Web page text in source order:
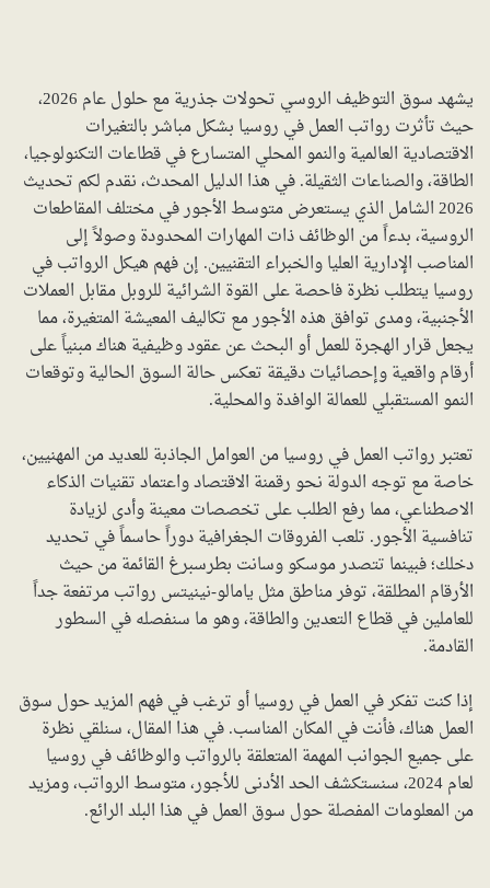
يشهد سوق التوظيف الروسي تحولات جذرية مع حلول عام 2026،
حيث تأثرت رواتب العمل في روسيا بشكل مباشر بالتغيرات
الاقتصادية العالمية والنمو المحلي المتسارع في قطاعات التكنولوجيا،
الطاقة، والصناعات الثقيلة. في هذا الدليل المحدث، نقدم لكم تحديث
2026 الشامل الذي يستعرض متوسط الأجور في مختلف المقاطعات
الروسية، بدءاً من الوظائف ذات المهارات المحدودة وصولاً إلى
المناصب الإدارية العليا والخبراء التقنيين. إن فهم هيكل الرواتب في
روسيا يتطلب نظرة فاحصة على القوة الشرائية للروبل مقابل العملات
الأجنبية، ومدى توافق هذه الأجور مع تكاليف المعيشة المتغيرة، مما
يجعل قرار الهجرة للعمل أو البحث عن عقود وظيفية هناك مبنياً على
أرقام واقعية وإحصائيات دقيقة تعكس حالة السوق الحالية وتوقعات
النمو المستقبلي للعمالة الوافدة والمحلية.
تعتبر رواتب العمل في روسيا من العوامل الجاذبة للعديد من المهنيين،
خاصة مع توجه الدولة نحو رقمنة الاقتصاد واعتماد تقنيات الذكاء
الاصطناعي، مما رفع الطلب على تخصصات معينة وأدى لزيادة
تنافسية الأجور. تلعب الفروقات الجغرافية دوراً حاسماً في تحديد
دخلك؛ فبينما تتصدر موسكو وسانت بطرسبرغ القائمة من حيث
الأرقام المطلقة، توفر مناطق مثل يامالو-نينيتس رواتب مرتفعة جداً
للعاملين في قطاع التعدين والطاقة، وهو ما سنفصله في السطور
القادمة.
إذا كنت تفكر في العمل في روسيا أو ترغب في فهم المزيد حول سوق
العمل هناك، فأنت في المكان المناسب. في هذا المقال، سنلقي نظرة
على جميع الجوانب المهمة المتعلقة بالرواتب والوظائف في روسيا
لعام 2024، سنستكشف الحد الأدنى للأجور، متوسط الرواتب، ومزيد
من المعلومات المفصلة حول سوق العمل في هذا البلد الرائع.